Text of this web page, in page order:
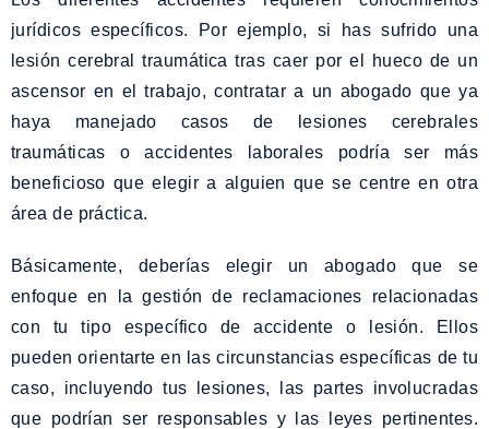
jurídicos específicos. Por ejemplo, si has sufrido una
lesión cerebral traumática tras caer por el hueco de un
ascensor en el trabajo, contratar a un abogado que ya
haya manejado casos de lesiones cerebrales
traumáticas o accidentes laborales podría ser más
beneficioso que elegir a alguien que se centre en otra
área de práctica.
Básicamente, deberías elegir un abogado que se
enfoque en la gestión de reclamaciones relacionadas
con tu tipo específico de accidente o lesión. Ellos
pueden orientarte en las circunstancias específicas de tu
caso, incluyendo tus lesiones, las partes involucradas
que podrían ser responsables y las leyes pertinentes.